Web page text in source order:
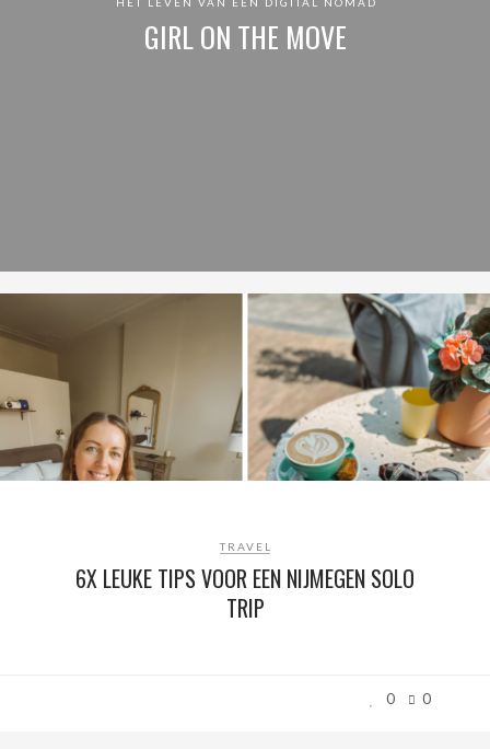
GIRL ON THE MOVE
TRAVEL
6X LEUKE TIPS VOOR EEN NIJMEGEN SOLO
TRIP
0 0